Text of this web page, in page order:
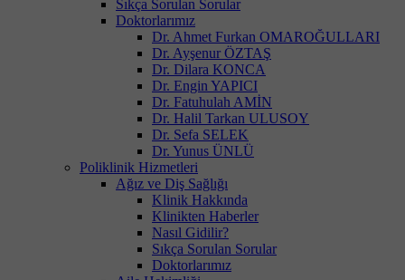
Sıkça Sorulan Sorular
Doktorlarımız
Dr. Ahmet Furkan OMAROĞULLARI
Dr. Ayşenur ÖZTAŞ
Dr. Dilara KONCA
Dr. Engin YAPICI
Dr. Fatuhulah AMİN
Dr. Halil Tarkan ULUSOY
Dr. Sefa SELEK
Dr. Yunus ÜNLÜ
Poliklinik Hizmetleri
Ağız ve Diş Sağlığı
Klinik Hakkında
Klinikten Haberler
Nasıl Gidilir?
Sıkça Sorulan Sorular
Doktorlarımız